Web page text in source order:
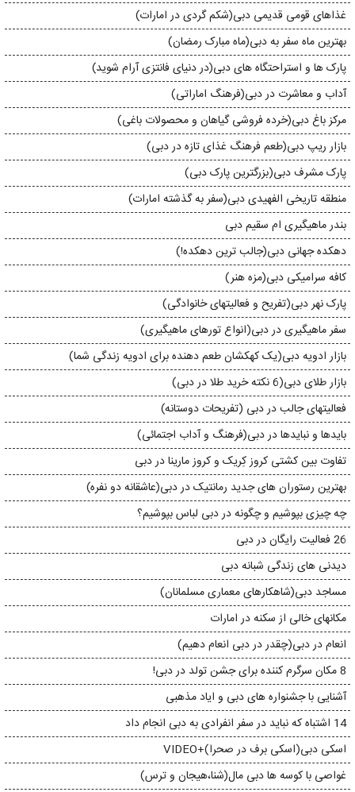
غذاهای قومی قدیمی دبی(شکم گردی در امارات)
بهترین ماه سفر به دبی(ماه مبارک رمضان)
پارک ها و استراحتگاه های دبی(در دنیای فانتزی آرام شوید)
آداب و معاشرت در دبی(فرهنگ اماراتی)
مرکز باغ دبی(خرده فروشی گیاهان و محصولات باغی)
بازار ریپ دبی(طعم فرهنگ غذای تازه در دبی)
پارک مشرف دبی(بزرگترین پارک دبی)
منطقه تاریخی الفهیدی دبی(سفر به گذشته امارات)
بندر ماهیگیری ام سقیم دبی
دهکده جهانی دبی(جالب ترین دهکده!)
کافه سرامیکی دبی(مزه هنر)
پارک نهر دبی(تفریح و فعالیتهای خانوادگی)
سفر ماهیگیری در دبی(انواع تورهای ماهیگیری)
بازار ادویه دبی(یک کهکشان طعم دهنده برای ادویه زندگی شما)
بازار طلای دبی(6 نکته خرید طلا در دبی)
فعالیتهای جالب در دبی (تفریحات دوستانه)
بایدها و نبایدها در دبی(فرهنگ و آداب اجتمائی)
تفاوت بین کشتی کروز کِریک و کروز مارینا در دبی
بهترین رستوران های جدید رمانتیک در دبی(عاشقانه دو نفره)
چه چیزی بپوشیم و چگونه در دبی لباس بپوشیم؟
26 فعالیت رایگان در دبی
دیدنی های زندگی شبانه دبی
مساجد دبی(شاهکارهای معماری مسلمانان)
مکانهای خالی از سکنه در امارات
انعام در دبی(چقدر در دبی انعام دهیم)
8 مکان سرگرم کننده برای جشن تولد در دبی!
آشنایی با جشنواره های دبی و ایاد مذهبی
14 اشتباه که نباید در سفر انفرادی به دبی انجام داد
اسکی دبی(اسکی برف در صحرا)+VIDEO
غواصی با کوسه ها دبی مال(شنا،هیجان و ترس)